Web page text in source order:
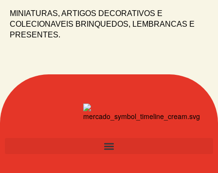
MINIATURAS, ARTIGOS DECORATIVOS E
COLECIONAVEIS BRINQUEDOS, LEMBRANCAS E
PRESENTES.